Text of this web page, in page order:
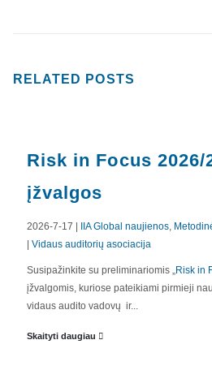
RELATED POSTS
Risk in Focus
įžvalgos
2026-7-17 | IIA Global naujienos
Vidaus auditorių asociacija
Susipažinkite su preliminariomis „ Risk in
įžvalgomis, kuriose pateikiami pirmieji
vidaus audito vadovų ir...
Skaityti daugiau
APIE MUS